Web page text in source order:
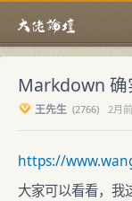
Markdown 确
王先生 (2766) 2月前
https://
大家可以看看，我